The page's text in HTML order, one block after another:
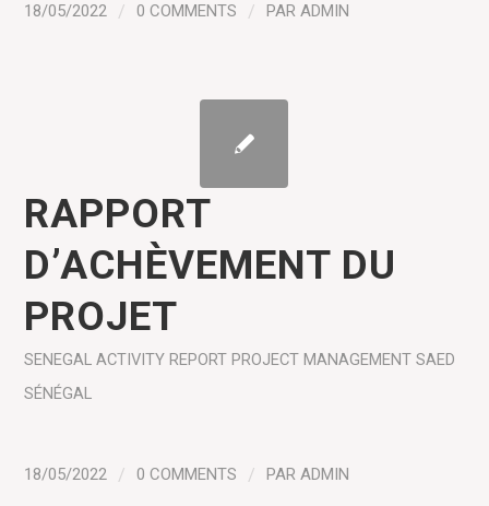
18/05/2022 / 0 COMMENTS / PARADMIN
RAPPORT
D’ACHÈVEMENT DU
PROJET
SENEGAL ACTIVITY REPORT PROJECT MANAGEMENT SAED
SÉNÉGAL
18/05/2022 / 0 COMMENTS / PARADMIN